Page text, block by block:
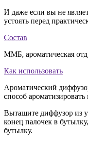
И даже если вы не
устоять перед
Состав
ММБ, ароматическая
Как использовать
Ароматический
способ
Вытащите диффузор из
конец палочек в
бутылку.